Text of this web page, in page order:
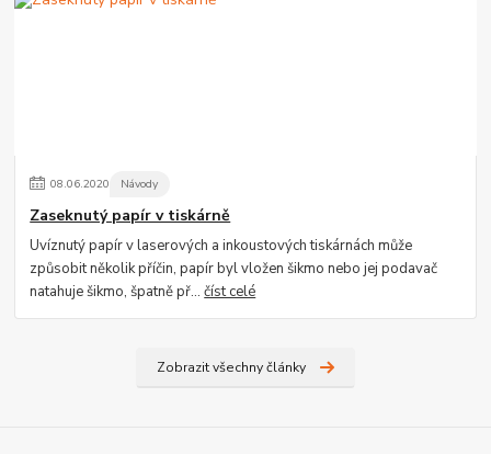
08.06.2020 Návody
Zaseknutý papír v tiskárně
Uvíznutý papír v laserových a inkoustových tiskárnách může
způsobit několik příčin, papír byl vložen šikmo nebo jej podavač
natahuje šikmo, špatně př...číst celé
Zobrazit všechny články